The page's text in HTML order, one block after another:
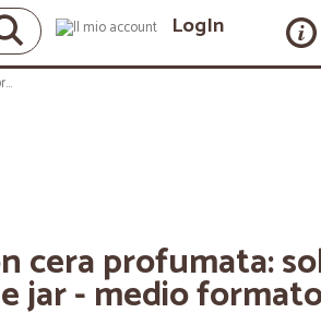
LogIn
Candela con cera profumata: solar ylang - serie jar - medio formato
cera profumata:
jar - medio